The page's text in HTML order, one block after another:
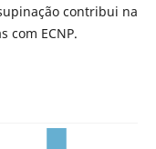
contribui na
com ECNP.